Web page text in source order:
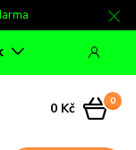
0
0 Kč